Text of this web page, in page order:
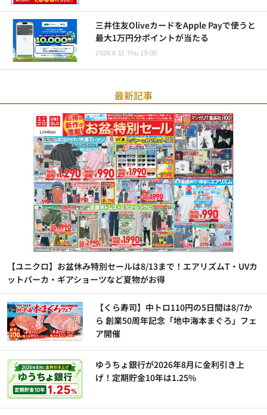
三井住友OliveカードをApple Payで使うと
最大1万円分ポイントが当たる
2026.6.11 Thu 15:00
最新記事
【ユニクロ】お盆休み特別セールは8/13まで！エアリズムT・UVカ
ットパーカ・ギアショーツなど夏物がお得
【くら寿司】中トロ110円の5日間は8/7か
ら 創業50周年記念「地中海本まぐろ」フェ
ア開催
ゆうちょ銀行が2026年8月に金利引き上
げ！定期貯金10年は1.25%